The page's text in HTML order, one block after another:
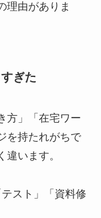
理由がありま
ぎた
方」「在宅ワー
を持たれがちで
います。
スト」「資料修